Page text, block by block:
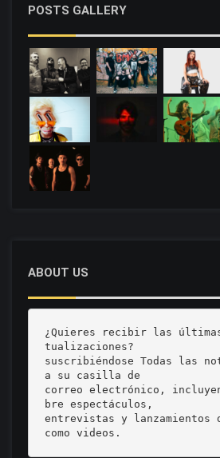
POSTS GALLERY
ABOUT US
¿Quieres recibir las
tualizaciones?
suscribiéndose Todas las
a su casilla de
correo electrónico,
bre espectáculos,
entrevistas y lanzamientos
como videos.